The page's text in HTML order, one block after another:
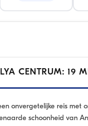
CENTRUM: 19
onvergetelijke reis met
schoonheid van